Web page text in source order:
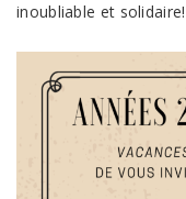
inoubliable et solidaire!